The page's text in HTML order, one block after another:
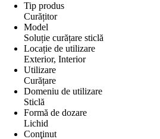
Tip produs
Curățitor
Model
Soluție curățare sticlă
Locație de utilizare
Exterior, Interior
Utilizare
Curățare
Domeniu de utilizare
Sticlă
Formă de dozare
Lichid
Conţinut